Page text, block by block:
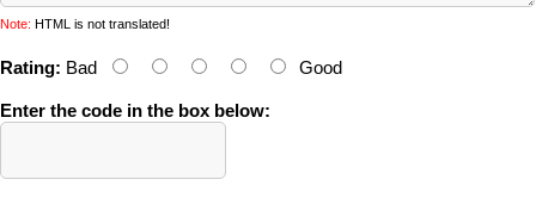
Note: HTML is not translated!
Rating: Bad Good
Enter the code in the box below: